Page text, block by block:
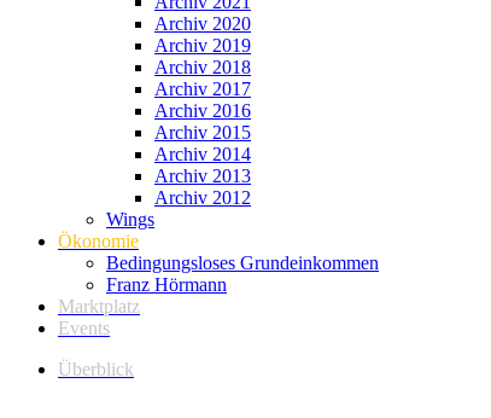
Archiv 2020
Archiv 2019
Archiv 2018
Archiv 2017
Archiv 2016
Archiv 2015
Archiv 2014
Archiv 2013
Archiv 2012
Wings
Ökonomie
Bedingungsloses Grundeinkommen
Franz Hörmann
Marktplatz
Events
Überblick